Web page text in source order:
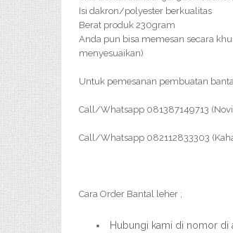
Isi dakron/polyester berkualitas
Berat produk 230gram
Anda pun bisa memesan secara
menyesuaikan)
Untuk pemesanan pembuatan
Call/Whatsapp 081387149713
Call/Whatsapp 082112833303
Cara Order Bantal leher ;
Hubungi kami di nomor di